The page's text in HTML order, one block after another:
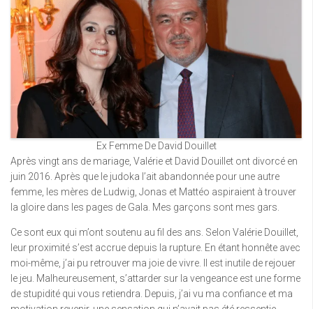
Ex Femme De David Douillet
Après vingt ans de mariage, Valérie et David Douillet ont divorcé en
juin 2016. Après que le judoka l’ait abandonnée pour une autre
femme, les mères de Ludwig, Jonas et Mattéo aspiraient à trouver
la gloire dans les pages de Gala. Mes garçons sont mes gars.
Ce sont eux qui m’ont soutenu au fil des ans. Selon Valérie Douillet,
leur proximité s’est accrue depuis la rupture. En étant honnête avec
moi-même, j’ai pu retrouver ma joie de vivre. Il est inutile de rejouer
le jeu. Malheureusement, s’attarder sur la vengeance est une forme
de stupidité qui vous retiendra. Depuis, j’ai vu ma confiance et ma